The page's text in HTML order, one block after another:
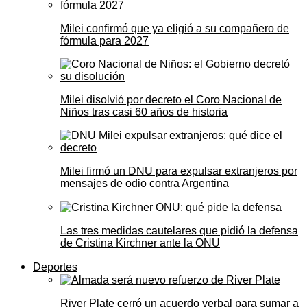
Milei confirmó que ya eligió a su compañero de
fórmula para 2027
Milei disolvió por decreto el Coro Nacional de
Niños tras casi 60 años de historia
Milei firmó un DNU para expulsar extranjeros por
mensajes de odio contra Argentina
Las tres medidas cautelares que pidió la defensa
de Cristina Kirchner ante la ONU
Deportes
River Plate cerró un acuerdo verbal para sumar a